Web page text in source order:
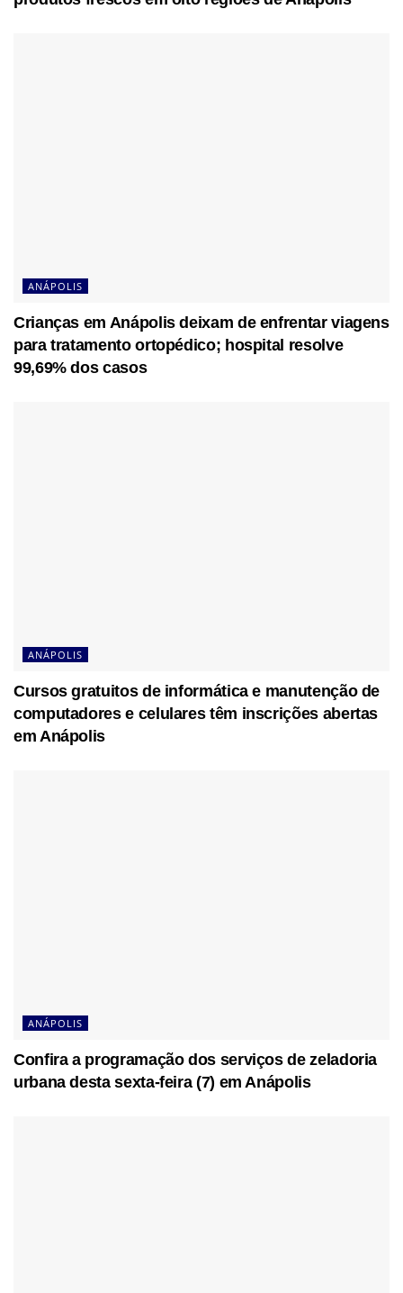
ANÁPOLIS
Crianças em Anápolis deixam de enfrentar viagens
para tratamento ortopédico; hospital resolve
99,69% dos casos
ANÁPOLIS
Cursos gratuitos de informática e manutenção de
computadores e celulares têm inscrições abertas
em Anápolis
ANÁPOLIS
Confira a programação dos serviços de zeladoria
urbana desta sexta-feira (7) em Anápolis